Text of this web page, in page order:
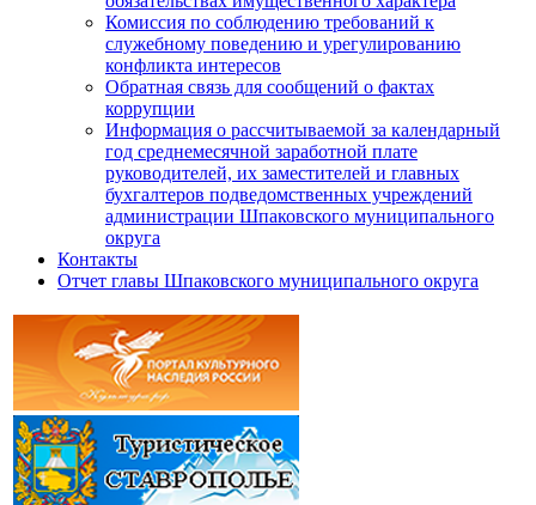
Комиссия по соблюдению требований к
служебному поведению и урегулированию
конфликта интересов
Обратная связь для сообщений о фактах
коррупции
Информация о рассчитываемой за календарный
год среднемесячной заработной плате
руководителей, их заместителей и главных
бухгалтеров подведомственных учреждений
администрации Шпаковского муниципального
округа
Контакты
Отчет главы Шпаковского муниципального округа